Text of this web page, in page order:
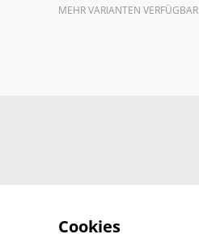
MEHR VARIANTEN VERFÜGBAR
Cookies